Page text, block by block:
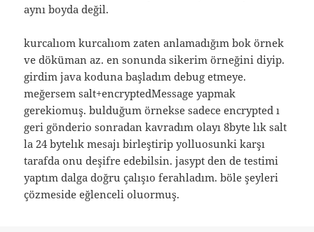
aynı boyda değil.
kurcalıom kurcalıom zaten anlamadığım bok örnek
ve döküman az. en sonunda sikerim örneğini diyip.
girdim java koduna başladım debug etmeye.
meğersem salt+encryptedMessage yapmak
gerekiomuş. bulduğum örnekse sadece encrypted ı
geri gönderio sonradan kavradım olayı 8byte lık salt
la 24 bytelık mesajı birleştirip yolluosunki karşı
tarafda onu deşifre edebilsin. jasypt den de testimi
yaptım dalga doğru çalışıo ferahladım. böle şeyleri
çözmeside eğlenceli oluormuş.